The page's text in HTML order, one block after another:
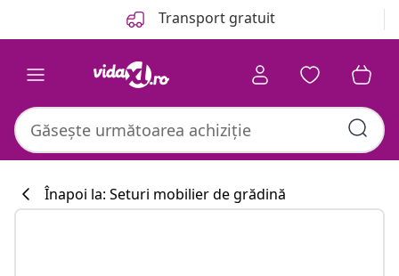
Transport gratuit
Înapoi la: Seturi mobilier de grădină